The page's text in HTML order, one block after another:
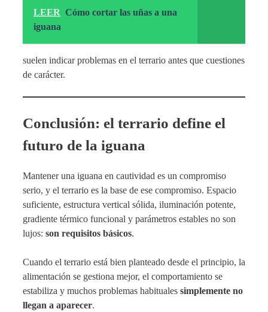
LEER Cómo cortar las uñas a una
iguana
suelen indicar problemas en el terrario antes que cuestiones
de carácter.
Conclusión: el terrario define el
futuro de la iguana
Mantener una iguana en cautividad es un compromiso
serio, y el terrario es la base de ese compromiso. Espacio
suficiente, estructura vertical sólida, iluminación potente,
gradiente térmico funcional y parámetros estables no son
lujos: son requisitos básicos.
Cuando el terrario está bien planteado desde el principio, la
alimentación se gestiona mejor, el comportamiento se
estabiliza y muchos problemas habituales simplemente no
llegan a aparecer.